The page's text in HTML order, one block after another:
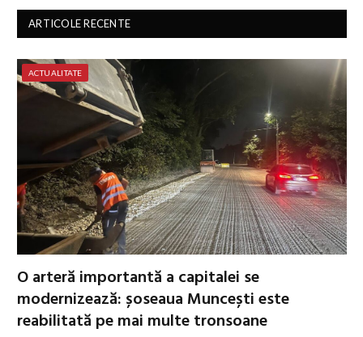
ARTICOLE RECENTE
ACTUALITATE
O arteră importantă a capitalei se
modernizează: șoseaua Muncești este
reabilitată pe mai multe tronsoane